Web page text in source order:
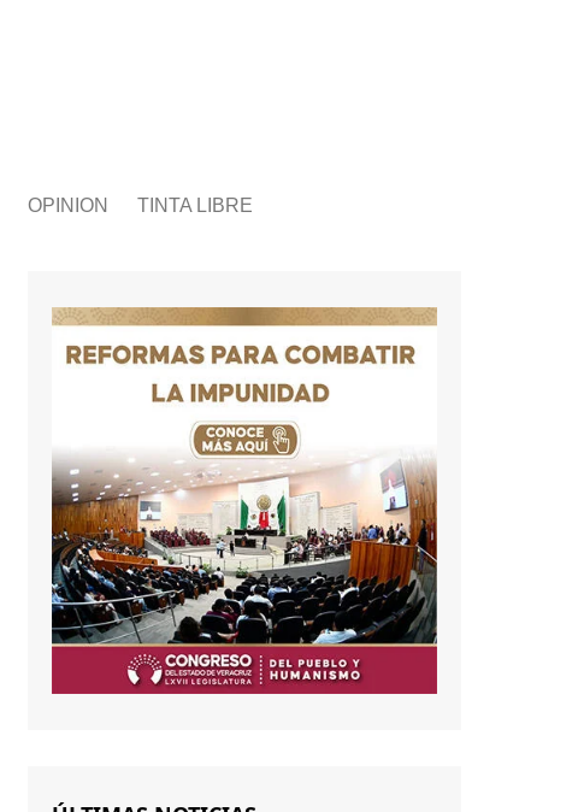
OPINION TINTA LIBRE